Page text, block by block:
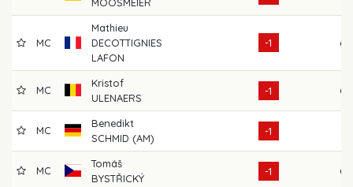
MC
Mathieu
DECOTTIGNIES
LAFON
-1 69
MC
Kristof
ULENAERS
-1 68
MC
Benedikt
SCHMID (AM)
-1
MC
Tomáš
BYSTŘICKÝ
-1 68